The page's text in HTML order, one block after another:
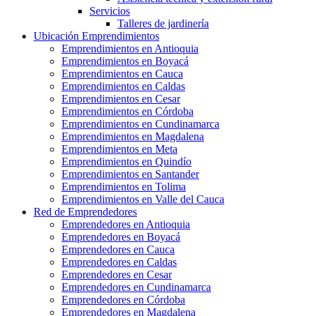
Servicios
Talleres de jardinería
Ubicación Emprendimientos
Emprendimientos en Antioquia
Emprendimientos en Boyacá
Emprendimientos en Cauca
Emprendimientos en Caldas
Emprendimientos en Cesar
Emprendimientos en Córdoba
Emprendimientos en Cundinamarca
Emprendimientos en Magdalena
Emprendimientos en Meta
Emprendimientos en Quindío
Emprendimientos en Santander
Emprendimientos en Tolima
Emprendimientos en Valle del Cauca
Red de Emprendedores
Emprendedores en Antioquia
Emprendedores en Boyacá
Emprendedores en Cauca
Emprendedores en Caldas
Emprendedores en Cesar
Emprendedores en Cundinamarca
Emprendedores en Córdoba
Emprendedores en Magdalena